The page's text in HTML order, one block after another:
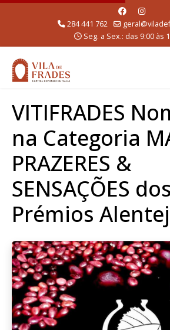
284 441 762
Seg. a Sex.: das 9:00 às
VITIFRADES
na Categoria
PRAZERES &
SENSAÇÕES dos
Prémios